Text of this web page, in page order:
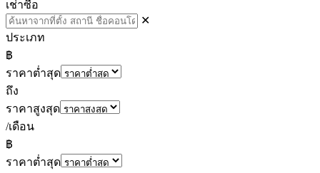
เช่าซื้อ
✕
ประเภท
฿
ราคาต่ำสุด
ถึง
ราคาสูงสุด
/เดือน
฿
ราคาต่ำสุด